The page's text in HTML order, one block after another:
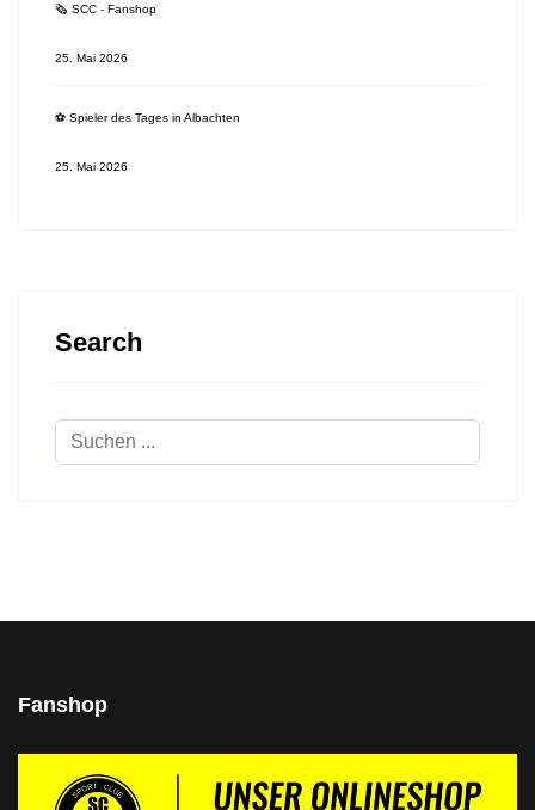
🗞 SCC - Fanshop
25. Mai 2026
⚽️ Spieler des Tages in Albachten
25. Mai 2026
Search
Suchen
Fanshop